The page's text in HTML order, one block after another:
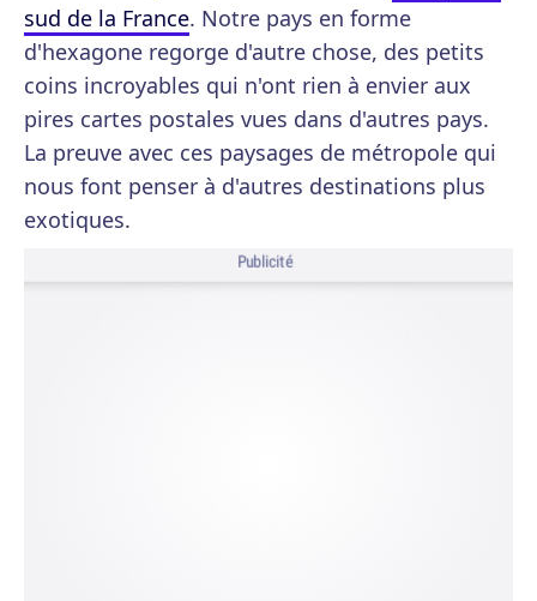
sud de la France. Notre pays en forme
d'hexagone regorge d'autre chose, des petits
coins incroyables qui n'ont rien à envier aux
pires cartes postales vues dans d'autres pays.
La preuve avec ces paysages de métropole qui
nous font penser à d'autres destinations plus
exotiques.
Publicité